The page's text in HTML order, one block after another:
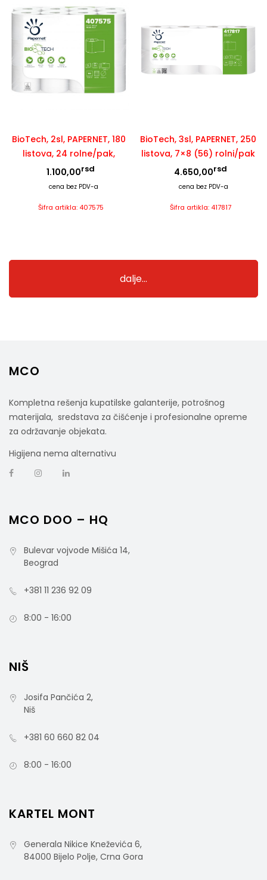
BioTech, 2sl, PAPERNET, 180
listova, 24 rolne/pak,
1.100,00rsd
cena bez PDV-a
Šifra artikla: 407575
BioTech, 3sl, PAPERNET, 250
listova, 7×8 (56) rolni/pak
4.650,00rsd
cena bez PDV-a
Šifra artikla: 417817
dalje...
MCO
Kompletna rešenja kupatilske galanterije, potrošnog
materijala, sredstava za čišćenje i profesionalne opreme
za održavanje objekata.
Higijena nema alternativu
MCO DOO – HQ
Bulevar vojvode Mišića 14,
Beograd
+381 11 236 92 09
8:00 - 16:00
NIŠ
Josifa Pančića 2,
Niš
+381 60 660 82 04
8:00 - 16:00
KARTEL MONT
Generala Nikice Kneževića 6,
84000 Bijelo Polje, Crna Gora